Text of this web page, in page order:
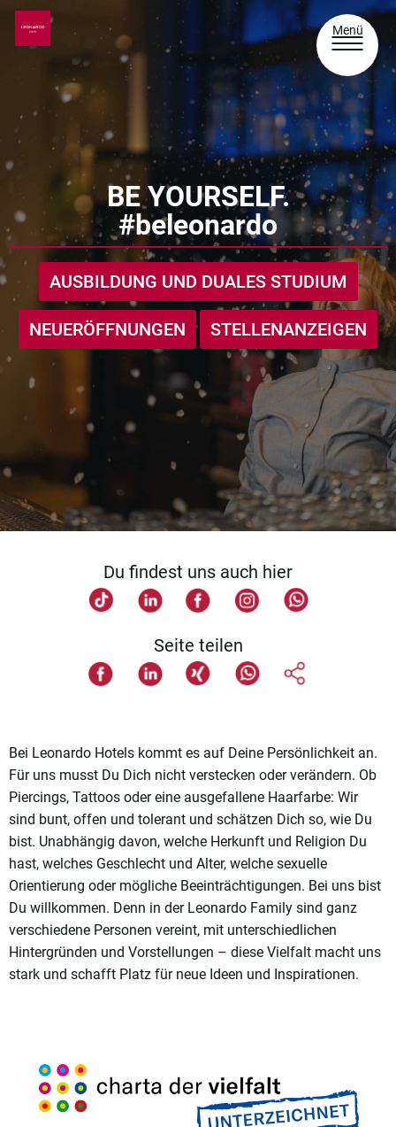
Menü
BE YOURSELF.
#beleonardo
AUSBILDUNG UND DUALES STUDIUM
NEUERÖFFNUNGEN STELLENANZEIGEN
Du findest uns auch hier
Seite teilen
Bei Leonardo Hotels kommt es auf Deine Persönlichkeit an.
Für uns musst Du Dich nicht verstecken oder verändern. Ob
Piercings, Tattoos oder eine ausgefallene Haarfarbe: Wir
sind bunt, offen und tolerant und schätzen Dich so, wie Du
bist. Unabhängig davon, welche Herkunft und Religion Du
hast, welches Geschlecht und Alter, welche sexuelle
Orientierung oder mögliche Beeinträchtigungen. Bei uns bist
Du willkommen. Denn in der Leonardo Family sind ganz
verschiedene Personen vereint, mit unterschiedlichen
Hintergründen und Vorstellungen – diese Vielfalt macht uns
stark und schafft Platz für neue Ideen und Inspirationen.